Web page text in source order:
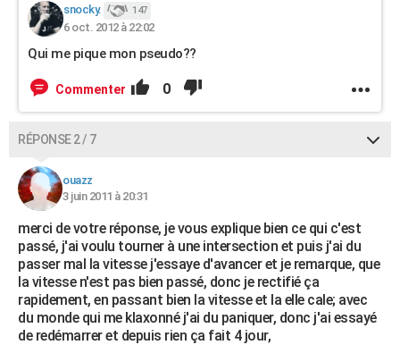
snocky. 147
6 oct. 2012 à 22:02
Qui me pique mon pseudo??
Commenter 0
RÉPONSE 2 / 7
ouazz
3 juin 2011 à 20:31
merci de votre réponse, je vous explique bien ce qui c'est
passé, j'ai voulu tourner à une intersection et puis j'ai du
passer mal la vitesse j'essaye d'avancer et je remarque, que
la vitesse n'est pas bien passé, donc je rectifié ça
rapidement, en passant bien la vitesse et la elle cale; avec
du monde qui me klaxonné j'ai du paniquer, donc j'ai essayé
de redémarrer et depuis rien ça fait 4 jour,